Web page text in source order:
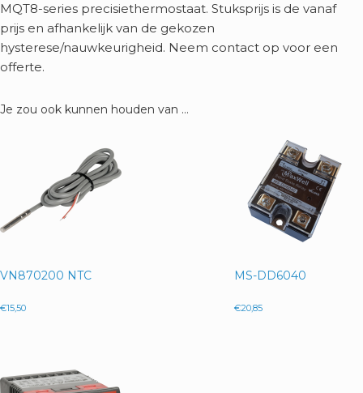
MQT8-series precisiethermostaat. Stuksprijs is de vanaf
prijs en afhankelijk van de gekozen
hysterese/nauwkeurigheid. Neem contact op voor een
offerte.
Je zou ook kunnen houden van …
VN870200 NTC
€15,50
MS-DD6040
€20,85